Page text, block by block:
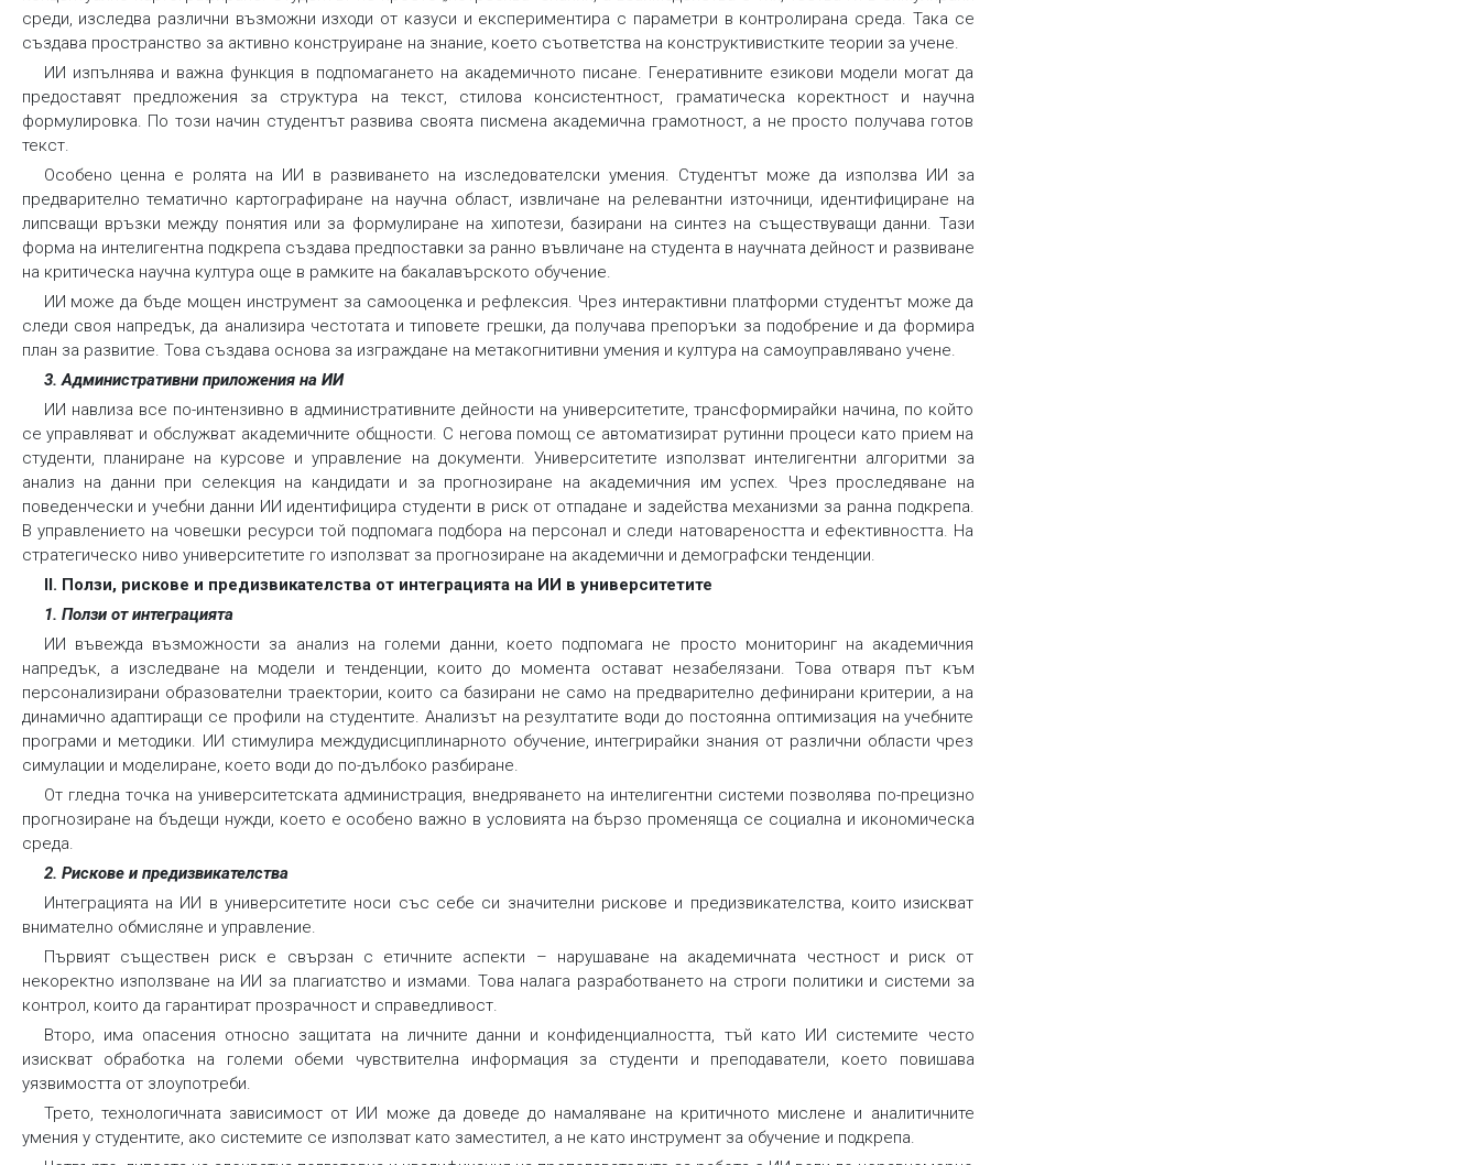
среди, изследва различни възможни изходи от казуси и експериментира с параметри в контролирана среда. Така се
създава пространство за активно конструиране на знание, което съответства на конструктивистките теории за учене.
ИИ изпълнява и важна функция в подпомагането на академичното писане. Генеративните езикови модели могат да
предоставят предложения за структура на текст, стилова консистентност, граматическа коректност и научна
формулировка. По този начин студентът развива своята писмена академична грамотност, а не просто получава готов
текст.
Особено ценна е ролята на ИИ в развиването на изследователски умения. Студентът може да използва ИИ за
предварително тематично картографиране на научна област, извличане на релевантни източници, идентифициране на
липсващи връзки между понятия или за формулиране на хипотези, базирани на синтез на съществуващи данни. Тази
форма на интелигентна подкрепа създава предпоставки за ранно въвличане на студента в научната дейност и развиване
на критическа научна култура още в рамките на бакалавърското обучение.
ИИ може да бъде мощен инструмент за самооценка и рефлексия. Чрез интерактивни платформи студентът може да
следи своя напредък, да анализира честотата и типовете грешки, да получава препоръки за подобрение и да формира
план за развитие. Това създава основа за изграждане на метакогнитивни умения и култура на самоуправлявано учене.
3. Административни приложения на ИИ
ИИ навлиза все по-интензивно в административните дейности на университетите, трансформирайки начина, по който
се управляват и обслужват академичните общности. С негова помощ се автоматизират рутинни процеси като прием на
студенти, планиране на курсове и управление на документи. Университетите използват интелигентни алгоритми за
анализ на данни при селекция на кандидати и за прогнозиране на академичния им успех. Чрез проследяване на
поведенчески и учебни данни ИИ идентифицира студенти в риск от отпадане и задейства механизми за ранна подкрепа.
В управлението на човешки ресурси той подпомага подбора на персонал и следи натовареността и ефективността. На
стратегическо ниво университетите го използват за прогнозиране на академични и демографски тенденции.
II. Ползи, рискове и предизвикателства от интеграцията на ИИ в университетите
1. Ползи от интеграцията
ИИ въвежда възможности за анализ на големи данни, което подпомага не просто мониторинг на академичния
напредък, а изследване на модели и тенденции, които до момента остават незабелязани. Това отваря път към
персонализирани образователни траектории, които са базирани не само на предварително дефинирани критерии, а на
динамично адаптиращи се профили на студентите. Анализът на резултатите води до постоянна оптимизация на учебните
програми и методики. ИИ стимулира междудисциплинарното обучение, интегрирайки знания от различни области чрез
симулации и моделиране, което води до по-дълбоко разбиране.
От гледна точка на университетската администрация, внедряването на интелигентни системи позволява по-прецизно
прогнозиране на бъдещи нужди, което е особено важно в условията на бързо променяща се социална и икономическа
среда.
2. Рискове и предизвикателства
Интеграцията на ИИ в университетите носи със себе си значителни рискове и предизвикателства, които изискват
внимателно обмисляне и управление.
Първият съществен риск е свързан с етичните аспекти – нарушаване на академичната честност и риск от
некоректно използване на ИИ за плагиатство и измами. Това налага разработването на строги политики и системи за
контрол, които да гарантират прозрачност и справедливост.
Второ, има опасения относно защитата на личните данни и конфиденциалността, тъй като ИИ системите често
изискват обработка на големи обеми чувствителна информация за студенти и преподаватели, което повишава
уязвимостта от злоупотреби.
Трето, технологичната зависимост от ИИ може да доведе до намаляване на критичното мислене и аналитичните
умения у студентите, ако системите се използват като заместител, а не като инструмент за обучение и подкрепа.